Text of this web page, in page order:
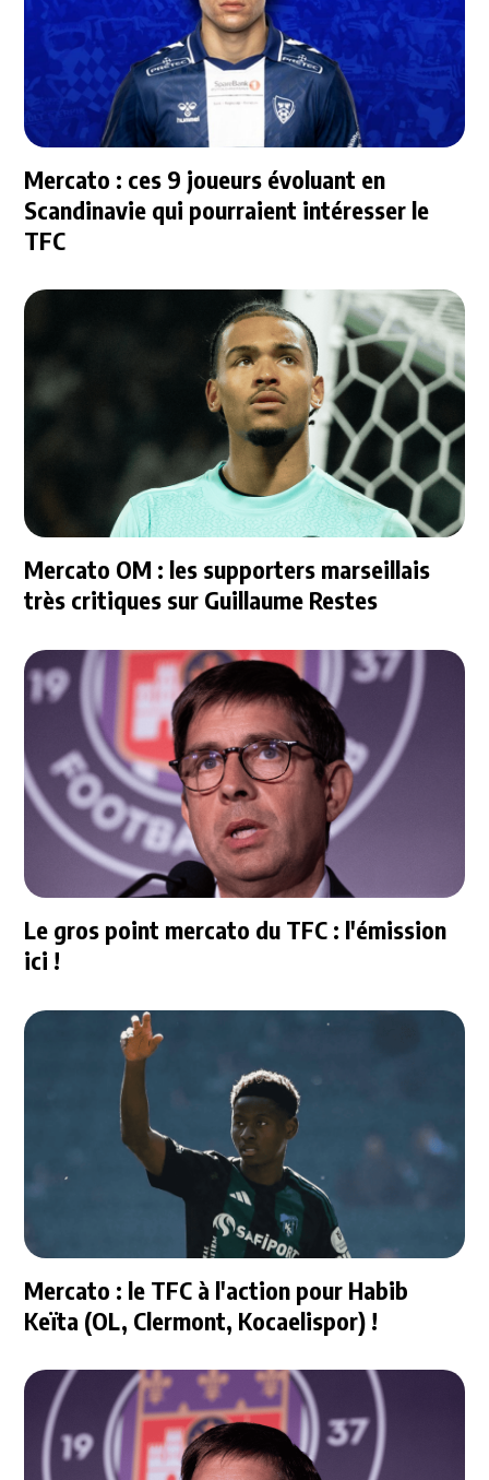
Mercato : ces 9 joueurs évoluant en
Scandinavie qui pourraient intéresser le
TFC
Mercato OM : les supporters marseillais
très critiques sur Guillaume Restes
Le gros point mercato du TFC : l'émission
ici !
Mercato : le TFC à l'action pour Habib
Keïta (OL, Clermont, Kocaelispor) !